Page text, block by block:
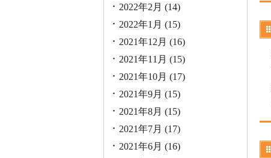
2022年2月 (14)
2022年1月 (15)
2021年12月 (16)
2021年11月 (15)
2021年10月 (17)
2021年9月 (15)
2021年8月 (15)
2021年7月 (17)
2021年6月 (16)